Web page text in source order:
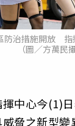
防治措施開放 指
（圖／方萬民攝
中心今(1)
脅之新型